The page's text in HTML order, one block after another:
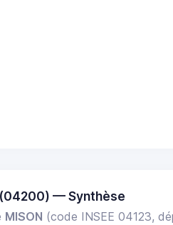
(04200) — Synthèse
MISON (code INSEE 04123,